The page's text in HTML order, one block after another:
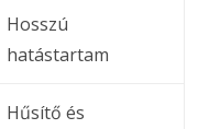
Hosszú
hatástartam
Hűsítő és